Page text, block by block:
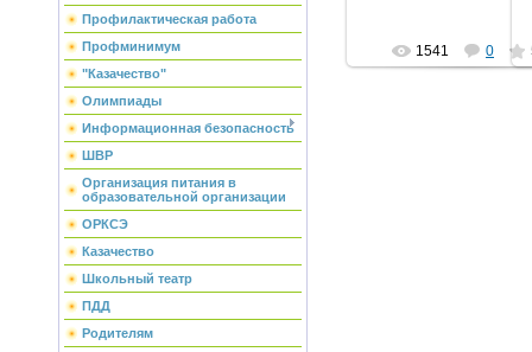
Профилактическая работа
Профминимум
"Казачество"
Олимпиады
Информационная безопасность
ШВР
Организация питания в
образовательной организации
ОРКСЭ
Казачество
Школьный театр
ПДД
Родителям
1541 0